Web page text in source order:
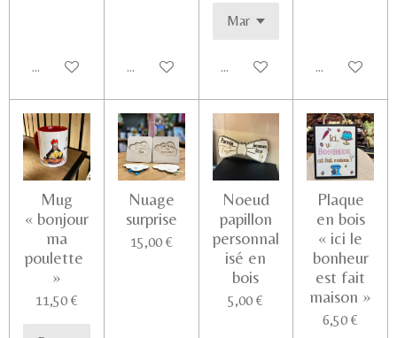
Ajouter au panierAjouter au panierAjouter au panierVoir les
Mug
« bonjour
ma
poulette
»
11,50 €
Nuage
surprise
15,00 €
Noeud
papillon
personnal
isé en
bois
5,00 €
Plaque
en bois
« ici le
bonheur
est fait
maison »
6,50 €